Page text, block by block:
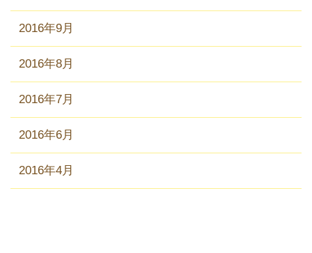
2016年9月
2016年8月
2016年7月
2016年6月
2016年4月